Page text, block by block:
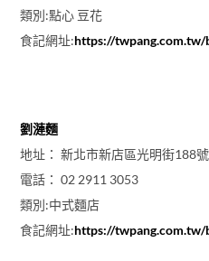
類別:點心 豆花
食記網址:https://
劉漣麵
地址： 新北市新店區光明街188號
電話： 02 2911 3053
類別:中式麵店
食記網址:https://